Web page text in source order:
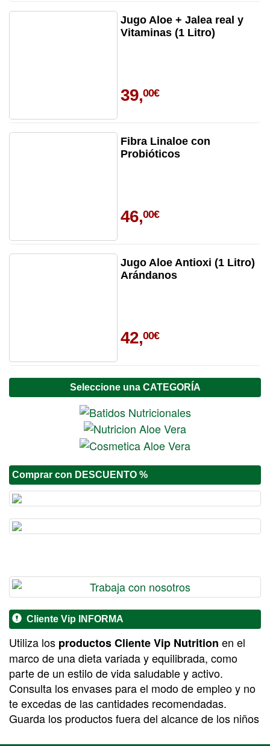
Jugo Aloe + Jalea real y
Vitaminas (1 Litro)
39,00€
Fibra Linaloe con
Probióticos
46,00€
Jugo Aloe Antioxi (1 Litro)
Arándanos
42,00€
Seleccione una CATEGORÍA
Comprar con DESCUENTO %
Cliente Vip INFORMA
Utiliza los productos Cliente Vip Nutrition en el
marco de una dieta variada y equilibrada, como
parte de un estilo de vida saludable y activo.
Consulta los envases para el modo de empleo y no
te excedas de las cantidades recomendadas.
Guarda los productos fuera del alcance de los niños